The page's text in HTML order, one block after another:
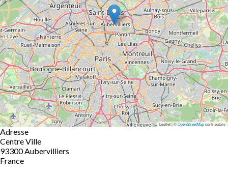
Leaflet | ©OpenStreetMapcontributors
Adresse
Centre Ville
93300Aubervilliers
France